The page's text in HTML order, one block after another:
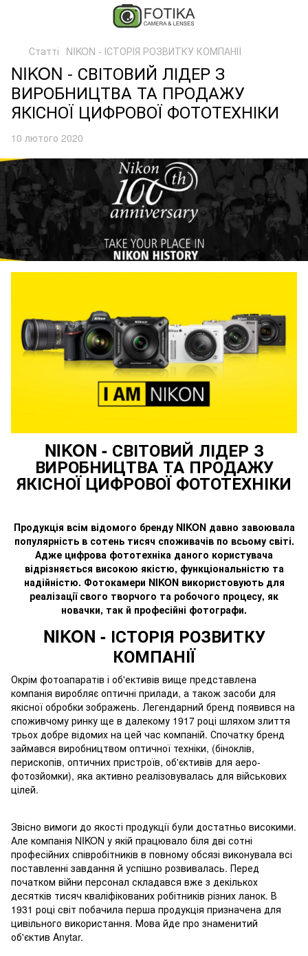
Статті NIKON - ІСТОРІЯ РОЗВИТКУ КОМПАНІЇ
NIKON - СВІТОВИЙ ЛІДЕР З
ВИРОБНИЦТВА ТА ПРОДАЖУ
ЯКІСНОЇ ЦИФРОВОЇ ФОТОТЕХНІКИ
10 лютого 2020
NIKON - СВІТОВИЙ ЛІДЕР З
ВИРОБНИЦТВА ТА ПРОДАЖУ
ЯКІСНОЇ ЦИФРОВОЇ ФОТОТЕХНІКИ
Продукція всім відомого бренду NIKON давно завоювала
популярність в сотень тисяч споживачів по всьому світі.
Адже цифрова фототехніка даного користувача
відрізняється високою якістю, функціональністю та
надійністю. Фотокамери NIKON використовують для
реалізації свого творчого та робочого процесу, як
новачки, так й професійні фотографи.
NIKON - ІСТОРІЯ РОЗВИТКУ
КОМПАНІЇ
Окрім фотоапаратів і об'ективів вище представлена
компанія виробляє оптичні прилади, а також засоби для
якісної обробки зображень. Легендарний бренд появився на
споживчому ринку ще в далекому 1917 році шляхом злиття
трьох добре відомих на цей час компаній. Спочатку бренд
займався виробництвом оптичної техніки, (біноклів,
перископів, оптичних пристроїв, об'єктивів для аеро-
фотозйомки), яка активно реалізовувалась для військових
цілей.
Звісно вимоги до якості продукції були достатньо високими.
Але компанія NIKON у якій працювало біля дві сотні
професійних співробітників в повному обсязі виконувала всі
поставленні завдання й успішно розвивалась. Перед
початком війни персонал складався вже з декількох
десятків тисяч кваліфікованих робітників різних ланок. В
1931 році світ побачила перша продукція призначена для
цивільного використання. Мова йде про знаменитий
об'єктив Anytar.